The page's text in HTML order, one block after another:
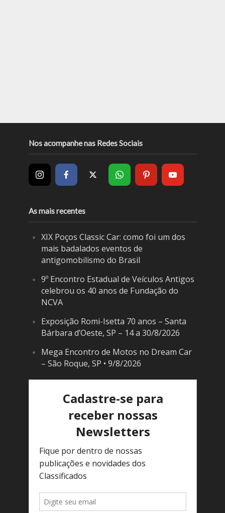
Nos acompanhe nas Redes Sociais
As mais recentes
XIX Poços Classic Car: como foi um dos
mais badalados eventos de
antigomobilismo do Brasil
9º Encontro Estadual de Veículos Antigos
celebrou os 40 anos de Fundação do
NCVA
Exposição Romi-Isetta 70 anos – Santa
Bárbara d’Oeste, SP – 14 a 30/8/2026
Mega Encontro de Motos no Dream Car
– São Roque, SP • 9/8/2026